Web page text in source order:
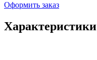
Оформить заказ
Характеристики